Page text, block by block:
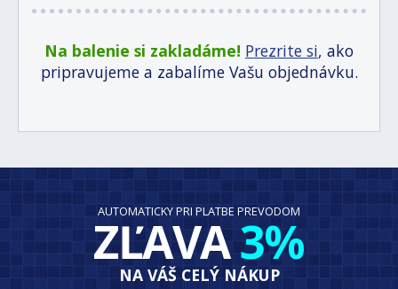
Na balenie si zakladáme! Prezrite si, ako
pripravujeme a zabalíme Vašu objednávku.
AUTOMATICKY PRI PLATBE PREVODOM
ZĽAVA3%
NA VÁŠ CELÝ NÁKUP